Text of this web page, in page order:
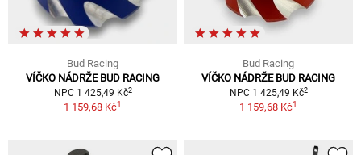
Bud Racing
VÍČKO NÁDRŽE BUD RACING
NPC 1 425,49 Kč2
1 159,68 Kč1
Bud Racing
VÍČKO NÁDRŽE BUD RACING
NPC 1 425,49 Kč2
1 159,68 Kč1